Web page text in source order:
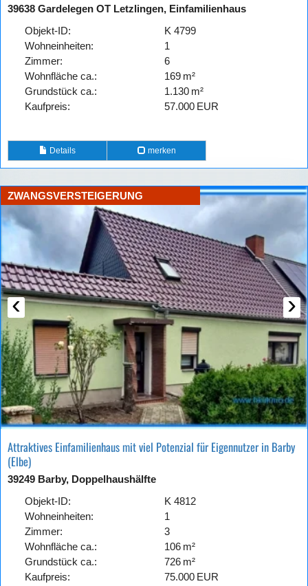
39638 Gardelegen OT Letzlingen, Einfamilienhaus
Objekt-ID:
K 4799
Wohneinheiten:
1
Zimmer:
6
Wohnfläche ca.:
169 m²
Grund­stück ca.:
1.130 m²
Kaufpreis:
57.000 EUR
Details merken
‹ ›
ZWANGSVERSTEIGERUNG
Attraktives Einfamilienhaus mit viel Potenzial für Eigennutzer in Barby
(Elbe)
39249 Barby, Doppelhaushälfte
Objekt-ID:
K 4812
Wohneinheiten:
1
Zimmer:
3
Wohnfläche ca.:
106 m²
Grund­stück ca.:
726 m²
Kaufpreis:
75.000 EUR